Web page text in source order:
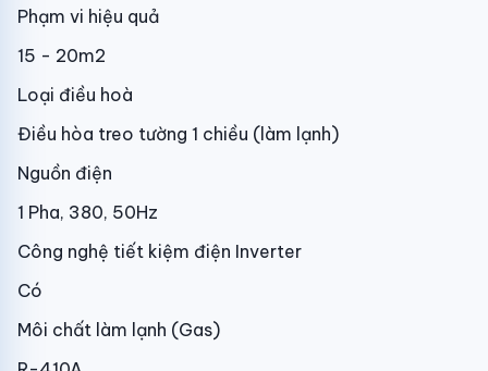
Phạm vi hiệu quả
15 - 20m2
Loại điều hoà
Điều hòa treo tường 1 chiều (làm lạnh)
Nguồn điện
1 Pha, 380, 50Hz
Công nghệ tiết kiệm điện Inverter
Có
Môi chất làm lạnh (Gas)